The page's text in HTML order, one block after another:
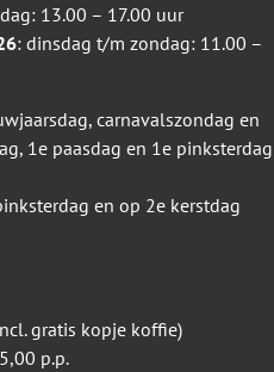
13.00 – 17.00 uur
: dinsdag t/m zondag: 11.00 –
carnavalszondag en
1e paasdag en 1e pinksterdag
en op 2e kerstdag
gratis kopje koffie)
p.p.